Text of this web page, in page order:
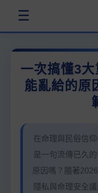
☰
一次搞懂3
能亂給的原
在命理與民俗信
是一句流傳已久
原因嗎？隨著
隱私與命理安全